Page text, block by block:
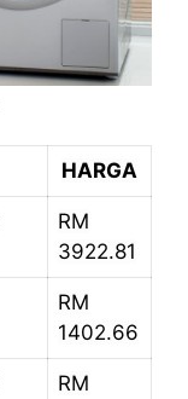
HARGA
RM
3922.81
RM
1402.66
RM